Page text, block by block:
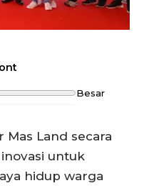
Besar
Mas Land secara
untuk
hidup warga